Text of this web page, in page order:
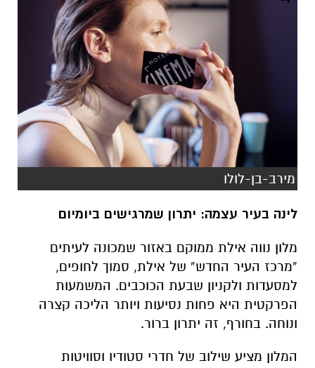
מירב-בן-לולו
לינה בעיר עצמה: יתרון שמרגישים ביומיום
מלון נווה אילת ממוקם באזור שמכונה לעיתים
“מרכז העיר החדש” של אילת, סמוך לחופים,
למסעדות ולקניון שבעת הכוכבים. המשמעות
הפרקטית היא פחות נסיעות ויותר הליכה קצרה
ונוחה. בחורף, זה יתרון ברור.
המלון מציע שילוב של חדרי סטודיו וסוויטות